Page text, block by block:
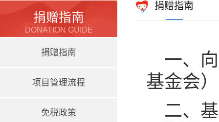
捐赠指南
DONATION GUIDE
捐赠指南
项目管理流程
免税政策
捐赠指南
一、
基金会
二、